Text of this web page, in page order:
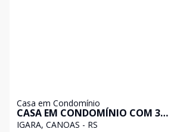
Casa em Condomínio
CASA EM CONDOMÍNIO COM 3
DORMITORIOS CANOAS RS Brasil
IGARA, CANOAS - RS